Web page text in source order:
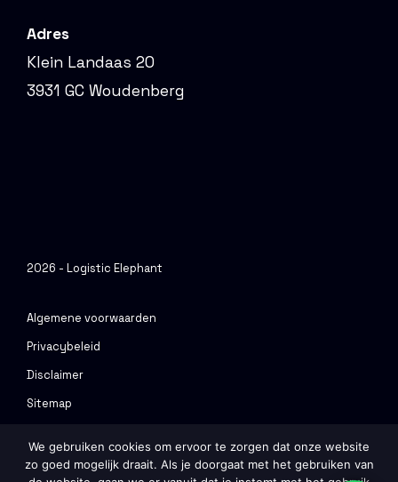
Adres
Klein Landaas 20
3931 GC Woudenberg
2026 - Logistic Elephant
Algemene voorwaarden
Privacybeleid
Disclaimer
Sitemap
We gebruiken cookies om ervoor te zorgen dat onze website
zo goed mogelijk draait. Als je doorgaat met het gebruiken van